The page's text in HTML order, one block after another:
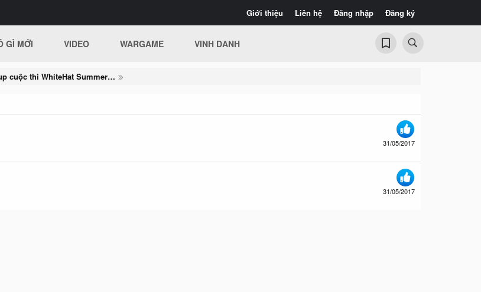
Giới thiệu Liên hệ Đăng nhập Đăng ký
GÌ MỚI VIDEO WARGAME VINH DANH
Tổng hợp Write-up cuộc thi WhiteHat Summer Contest 2017
31/05/2017
31/05/2017